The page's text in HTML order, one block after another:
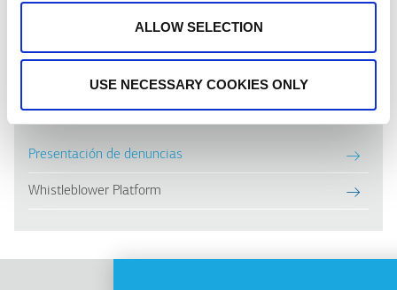
ALLOW SELECTION
USE NECESSARY COOKIES ONLY
Presentación de denuncias
Whistleblower Platform